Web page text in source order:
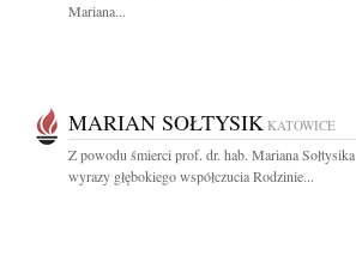
Mariana...
MARIAN SOŁTYSIK KATOWICE
Z powodu śmierci prof. dr. hab. Mariana Sołtysika
wyrazy głębokiego współczucia Rodzinie...